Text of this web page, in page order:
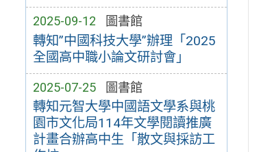
2025-09-12 圖書館
轉知”中國科技大學”辦理「2025
全國高中職小論文研討會」
2025-07-25 圖書館
轉知元智大學中國語文學系與桃
園市文化局114年文學閱讀推廣
計畫合辦高中生「散文與採訪工